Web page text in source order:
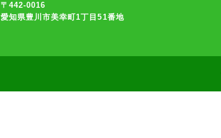
〒442-0016
愛知県豊川市美幸町1丁目51番地